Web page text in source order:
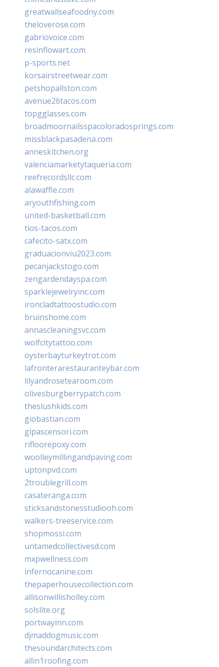
greatwallseafoodny.com
theloverose.com
gabriovoice.com
resinflowart.com
p-sports.net
korsairstreetwear.com
petshopallston.com
avenue26tacos.com
topgglasses.com
broadmoornailsspacoloradosprings.com
missblackpasadena.com
anneskitchen.org
valenciamarketytaqueria.com
reefrecordsllc.com
alawaffle.com
aryouthfishing.com
united-basketball.com
tios-tacos.com
cafecito-satx.com
graduacionviu2023.com
pecanjackstogo.com
zengardendayspa.com
sparklejewelryinc.com
ironcladtattoostudio.com
bruinshome.com
annascleaningsvc.com
wolfcitytattoo.com
oysterbayturkeytrot.com
lafronterarestauranteybar.com
lilyandrosetearoom.com
olivesburgberrypatch.com
theslushkids.com
giobastian.com
glpascensori.com
rifloorepoxy.com
woolleymillingandpaving.com
uptonpvd.com
2troublegrill.com
casateranga.com
sticksandstonesstudiooh.com
walkers-treeservice.com
shopmossi.com
untamedcollectivesd.com
mxpwellness.com
infernocanine.com
thepaperhousecollection.com
allisonwillisholley.com
solslite.org
portwayinn.com
djmaddogmusic.com
thesoundarchitects.com
allin1roofing.com